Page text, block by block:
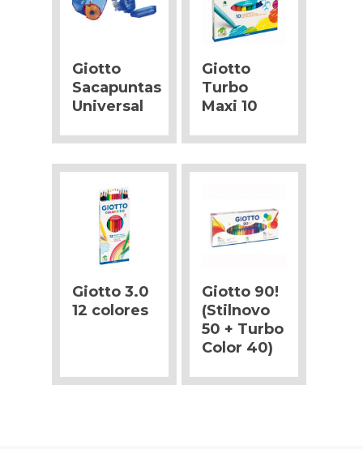
Giotto
Sacapuntas
Universal
Giotto
Turbo
Maxi 10
Giotto 3.0
12 colores
Giotto 90!
(Stilnovo
50 + Turbo
Color 40)